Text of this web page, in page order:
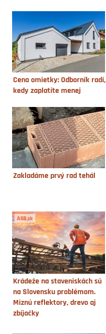
Cena omietky: Odborník radí,
kedy zaplatíte menej
Zakladáme prvý rad tehál
ASB.sk
Krádeže na staveniskách sú
na Slovensku problémom.
Miznú reflektory, drevo aj
zbíjačky